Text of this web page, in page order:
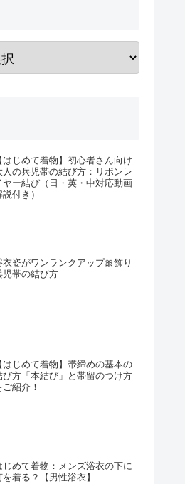
はじめて着物】初心者さん向け
人の兵児帯の結び方：リボンレ
ヤー結び（日・英・中対応動画
説付き）
衣姿がワンランクアップ🎀飾り
児帯の結び方
はじめて着物】帯締めの基本の
び方「本結び」と帯留のつけ方
ご紹介！
じめて着物：メンズ浴衣の下に
を着る？【男性浴衣】